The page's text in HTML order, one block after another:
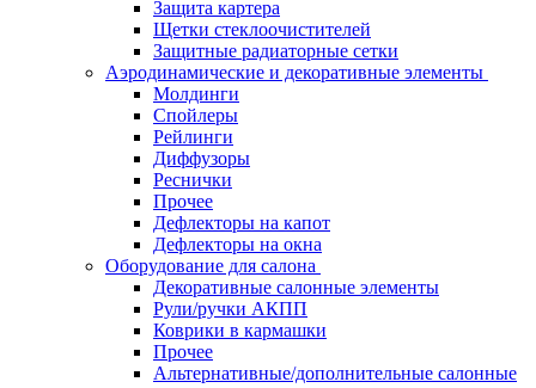
Защита картера
Щетки стеклоочистителей
Защитные радиаторные сетки
Аэродинамические и декоративные элементы
Молдинги
Спойлеры
Рейлинги
Диффузоры
Реснички
Прочее
Дефлекторы на капот
Дефлекторы на окна
Оборудование для салона
Декоративные салонные элементы
Рули/ручки АКПП
Коврики в кармашки
Прочее
Альтернативные/дополнительные салонные